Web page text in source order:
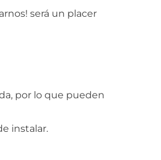
será un placer
por lo que pueden
instalar.